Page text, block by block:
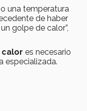
una temperatura
de haber
golpe de calor”,
es necesario
especializada.